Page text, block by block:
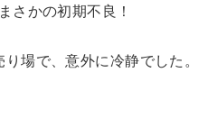
さかの初期不良！
場で、意外に冷静でした。